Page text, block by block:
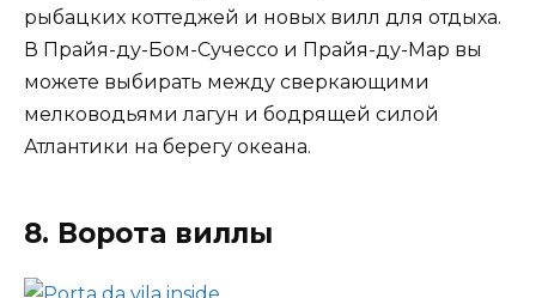
рыбацких коттеджей и новых вилл для отдыха.
В Прайя-ду-Бом-Сучессо и Прайя-ду-Мар вы
можете выбирать между сверкающими
мелководьями лагун и бодрящей силой
Атлантики на берегу океана.
8. Ворота виллы